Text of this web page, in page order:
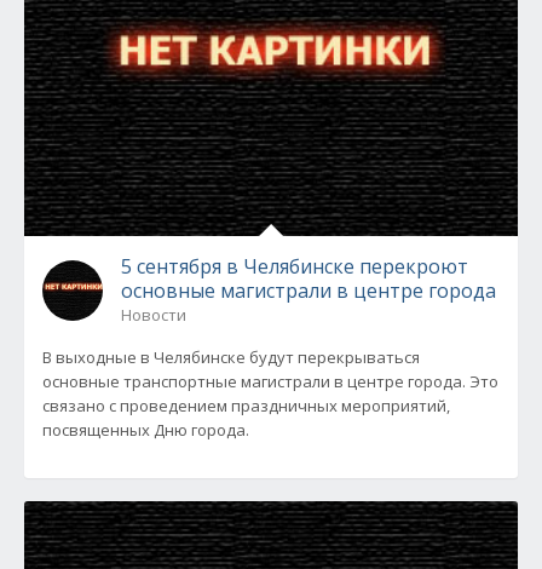
5 сентября в Челябинске перекроют
основные магистрали в центре города
Новости
В выходные в Челябинске будут перекрываться
основные транспортные магистрали в центре города. Это
связано с проведением праздничных мероприятий,
посвященных Дню города.